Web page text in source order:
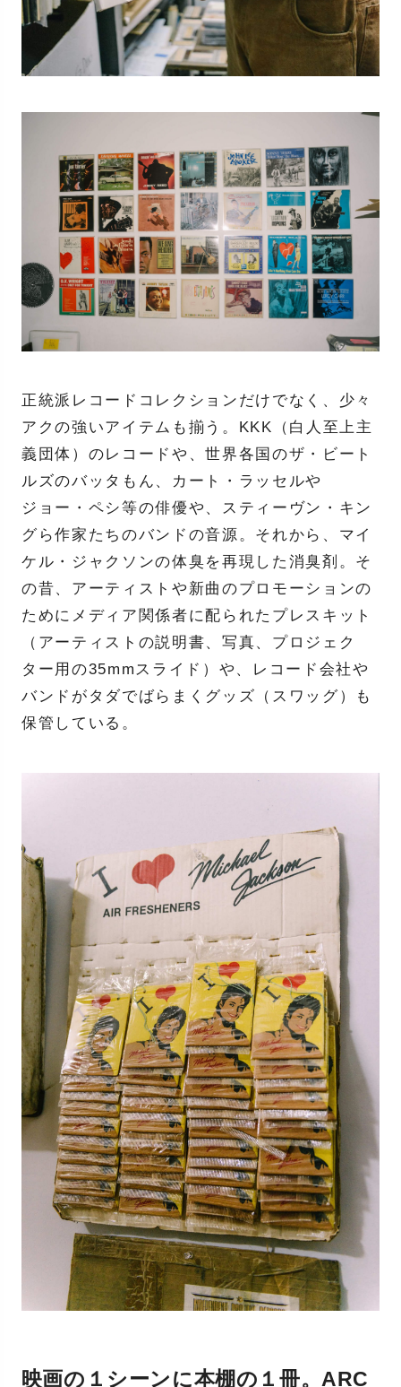
正統派レコードコレクションだけでなく、少々
アクの強いアイテムも揃う。KKK（白人至上主
義団体）のレコードや、世界各国のザ・ビート
ルズのバッタもん、カート・ラッセルや
ジョー・ペシ等の俳優や、スティーヴン・キン
グら作家たちのバンドの音源。それから、マイ
ケル・ジャクソンの体臭を再現した消臭剤。そ
の昔、アーティストや新曲のプロモーションの
ためにメディア関係者に配られたプレスキット
（アーティストの説明書、写真、プロジェク
ター用の35mmスライド）や、レコード会社や
バンドがタダでばらまくグッズ（スワッグ）も
保管している。
映画の１シーンに本棚の１冊。ARC